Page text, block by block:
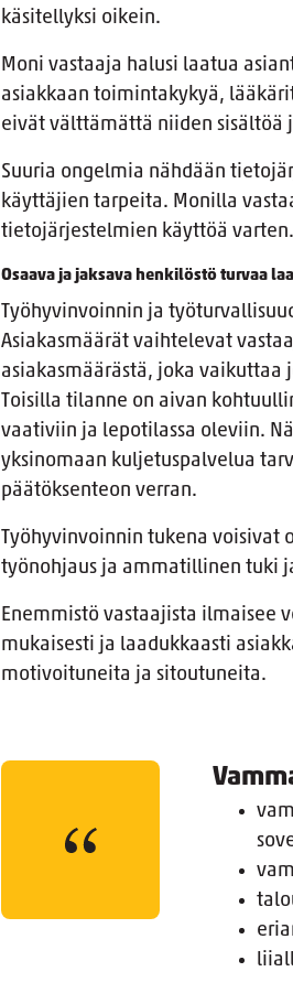
käsitellyksi oikein.
Moni vastaaja halusi laatua
asiakkaan toimintakykyä,
eivät välttämättä niiden sisältöä
Suuria ongelmia nähdään
käyttäjien tarpeita. Monilla
tietojärjestelmien käyttöä varten.
Osaava ja jaksava henkilöstö turvaa
Työhyvinvoinnin ja
Asiakasmäärät vaihtelevat
asiakasmäärästä, joka
Toisilla tilanne on aivan
vaativiin ja lepotilassa oleviin.
yksinomaan kuljetuspalvelua
päätöksenteon verran.
Työhyvinvoinnin tukena voisivat
työnohjaus ja ammatillinen tuki
Enemmistö vastaajista ilmaisee
mukaisesti ja laadukkaasti
motivoituneita ja sitoutuneita.